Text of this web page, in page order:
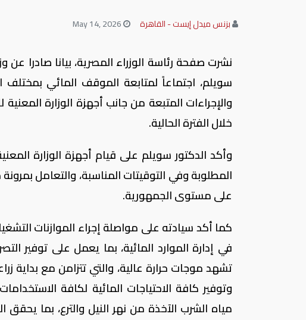
بزنس ميدل إيست - القاهرة
نشرت صفحة رئاسة الوزراء المصرية، بيانا صادرا عن
سويلم، اجتماعاً لمتابعة الموقف المائي بمختلف
والإجراءات المتبعة من جانب أجهزة الوزارة
خلال الفترة الحالية.
وأكد الدكتور سويلم على قيام أجهزة الوزارة
المطلوبة وفي التوقيتات المناسبة، والتعامل
على مستوى الجمهورية.
كما أكد سيادته على مواصلة إجراء الموازنات
في إدارة الموارد المائية، بما يعمل على توفير
تشهد موجات حرارة عالية، والتي تتزامن مع بداية
وتوفير كافة الاحتياجات المائية لكافة
مياه الشرب الآخذة من نهر النيل والترع، بما